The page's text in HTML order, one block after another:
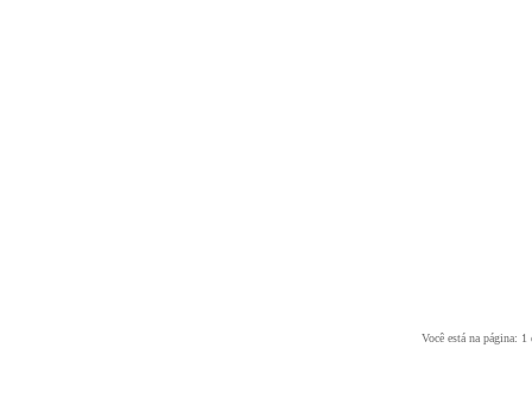
Você está na página: